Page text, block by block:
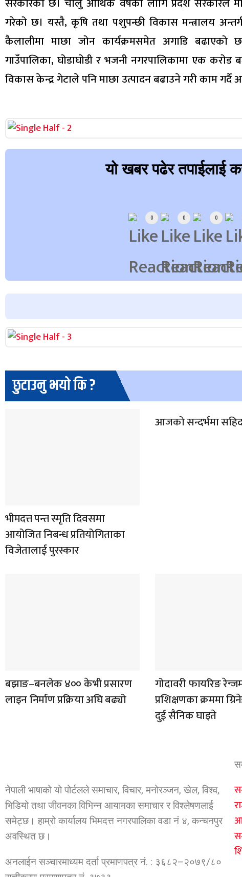
गरेको छ। यस्तै, कृषि तथा पशुपन्छी विकास मन्त्रालय
कैलालीमा माछा जोन कार्यक्रमसमेत अगाडि बढाएको
गाउँपालिका, घोडाघोडी र भजनी नगरपालिकामा एक करोड
विकास केन्द्र गेटाले पनि माछा उत्पादन बढाउने गरी काम
यो खबर पढेर तपाईलाई
0 0 0
छुटाउनु भयो कि ?
भीमदत्त पन्त स्मृति दिवसमा
आयोजित निबन्ध प्रतियोगिताका
विजेतालाई पुरस्कार
आजको सन्दर्भमा सहिद
बझाङ–बनलेक ४०० केभी प्रसारण
लाइन निर्माण प्रक्रिया अघि बढ्यो
गोदावरी फायरिङ
प्रशिक्षणका क्रममा
दुई सैनिक घाइते
नेपाली भाषाको यो पोर्टलले समाचार, विचार, मनोरञ्जन, खेल, विश्व,
भिडियो तथा जीवनका विभिन्न आयामका समाचार र विश्लेषणलाई
समेट्छ। हाम्रो कार्यालय भिमदत्त नगरपालिका वडा नं ४, कन्चनपुर
अवस्थित छ।
अनलाईन सञ्चारमाध्यम दर्ता प्रमाणपत्र नं. : ३६८२–२०७९/८०